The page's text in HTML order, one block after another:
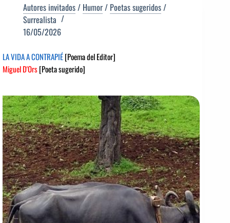
Autores invitados/ Humor/ Poetas sugeridos/
Surrealista
16/05/2026
LA VIDA A CONTRAPIÉ[Poema del Editor]
Miguel D'Ors[Poeta sugerido]